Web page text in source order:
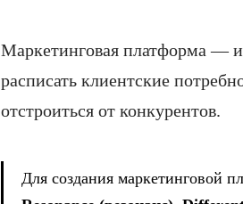
Маркетинговая платформа —
расписать клиентские
отстроиться от конкурентов.
Для создания маркетинговой